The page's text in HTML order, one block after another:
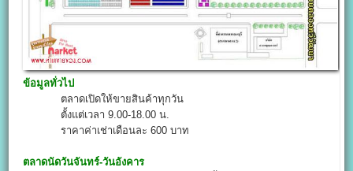
ข้อมูลทั่วไป
ตลาดเปิดให้ขายสินค้าทุกวัน
ตั้งแต่เวลา 9.00-18.00 น.
ราคาค่าเช่าเดือนละ 600 บาท
ตลาดนัดวันจันทร์-วันอังคาร